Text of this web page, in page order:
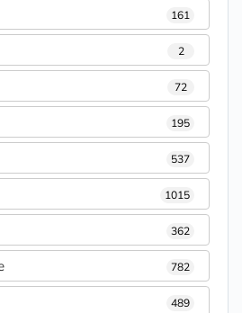
161
2
72
195
537
1015
362
782
489